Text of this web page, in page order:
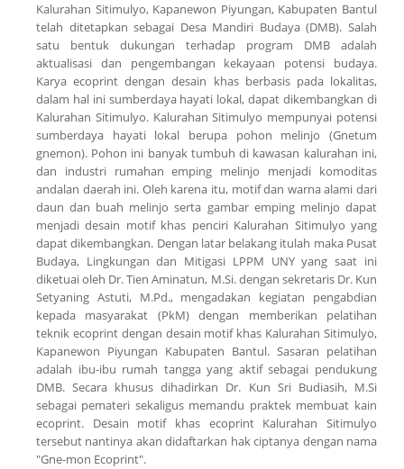
Kalurahan Sitimulyo, Kapanewon Piyungan, Kabupaten Bantul
telah ditetapkan sebagai Desa Mandiri Budaya (DMB). Salah
satu bentuk dukungan terhadap program DMB adalah
aktualisasi dan pengembangan kekayaan potensi budaya.
Karya ecoprint dengan desain khas berbasis pada lokalitas,
dalam hal ini sumberdaya hayati lokal, dapat dikembangkan di
Kalurahan Sitimulyo. Kalurahan Sitimulyo mempunyai potensi
sumberdaya hayati lokal berupa pohon melinjo (Gnetum
gnemon). Pohon ini banyak tumbuh di kawasan kalurahan ini,
dan industri rumahan emping melinjo menjadi komoditas
andalan daerah ini. Oleh karena itu, motif dan warna alami dari
daun dan buah melinjo serta gambar emping melinjo dapat
menjadi desain motif khas penciri Kalurahan Sitimulyo yang
dapat dikembangkan. Dengan latar belakang itulah maka Pusat
Budaya, Lingkungan dan Mitigasi LPPM UNY yang saat ini
diketuai oleh Dr. Tien Aminatun, M.Si. dengan sekretaris Dr. Kun
Setyaning Astuti, M.Pd., mengadakan kegiatan pengabdian
kepada masyarakat (PkM) dengan memberikan pelatihan
teknik ecoprint dengan desain motif khas Kalurahan Sitimulyo,
Kapanewon Piyungan Kabupaten Bantul. Sasaran pelatihan
adalah ibu-ibu rumah tangga yang aktif sebagai pendukung
DMB. Secara khusus dihadirkan Dr. Kun Sri Budiasih, M.Si
sebagai pemateri sekaligus memandu praktek membuat kain
ecoprint. Desain motif khas ecoprint Kalurahan Sitimulyo
tersebut nantinya akan didaftarkan hak ciptanya dengan nama
"Gne-mon Ecoprint".